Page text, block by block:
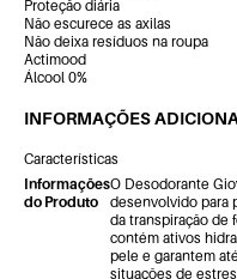
Proteção diária
Não escurece as axilas
Não deixa resíduos na roupa
Actimood
Álcool 0%
INFORMAÇÕES
Características
Informações
do Produto
O Desodorante
desenvolvido para
da transpiração de
contém ativos
pele e garantem
situações de